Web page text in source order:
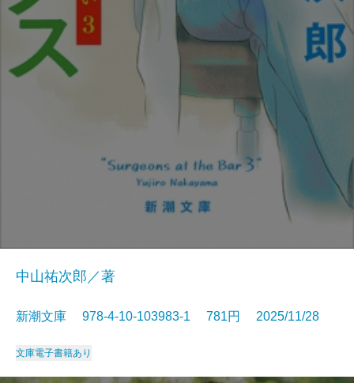
中山祐次郎／著
新潮文庫 978-4-10-103983-1 781円 2025/11/28
文庫電子書籍あり